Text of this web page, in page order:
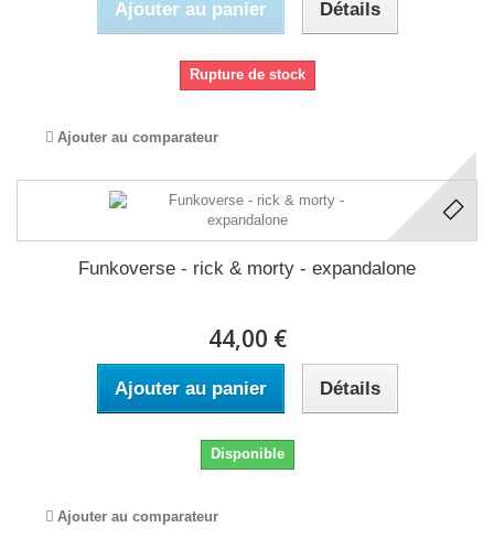
Ajouter au panier Détails
Rupture de stock
Ajouter au comparateur
Funkoverse - rick & morty - expandalone
44,00 €
Ajouter au panier Détails
Disponible
Ajouter au comparateur